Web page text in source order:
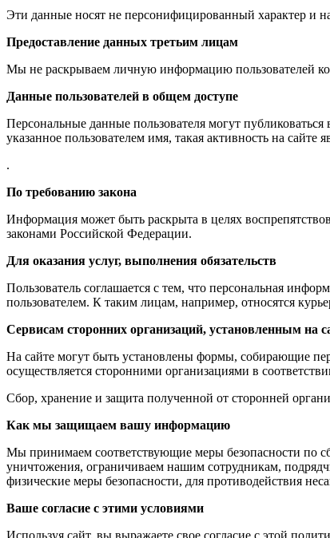
Эти данные носят не персонифицированный характер и
Предоставление данных третьим лицам
Мы не раскрываем личную информацию пользователей
Данные пользователей в общем доступе
Персональные данные пользователя могут
указанное пользователем имя, такая активность на
.
По требованию закона
Информация может быть раскрыта в целях
законами Российской Федерации.
Для оказания услуг, выполнения обязательств
Пользователь соглашается с тем, что персональная
пользователем. К таким лицам, например, относятся
Сервисам сторонних организаций, установленным на
На сайте могут быть установлены формы, собирающие
осуществляется сторонними организациями в
Сбор, хранение и защита полученной от сторонней
Как мы защищаем вашу информацию
Мы принимаем соответствующие меры безопасности по
уничтожения, ограничиваем нашим сотрудникам,
физические меры безопасности, для противодействия
Ваше согласие с этими условиями
Используя сайт, вы выражаете свое согласие с этой